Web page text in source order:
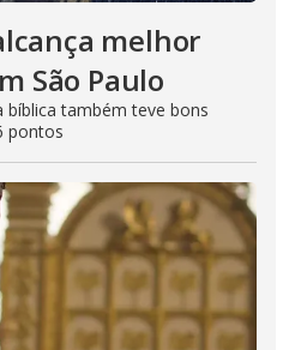
melhor
São Paulo
bíblica também teve bons
pontos